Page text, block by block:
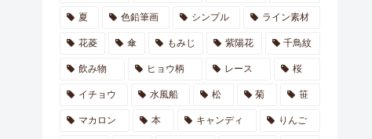
夏 色鉛筆画 シンプル ライン素材
花菱 傘 もみじ 紫陽花 千鳥紋
飲み物 ヒョウ柄 レース 桜
イチョウ 水風船 松 菊 笹
マカロン 本 キャンディ りんご